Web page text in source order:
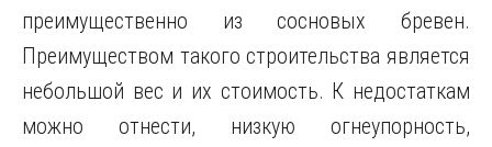
преимущественно из сосновых бревен.
Преимуществом такого строительства является
небольшой вес и их стоимость. К недостаткам
можно отнести, низкую огнеупорность,